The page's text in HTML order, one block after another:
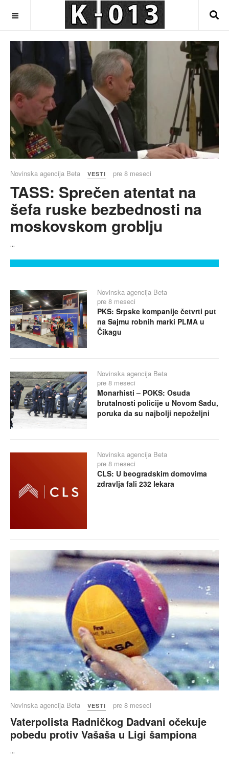
Novinska agencija Beta VESTI pre 8 meseci
TASS: Sprečen atentat na
šefa ruske bezbednosti na
moskovskom groblju
...
Novinska agencija Beta
pre 8 meseci
PKS: Srpske kompanije četvrti put
na Sajmu robnih marki PLMA u
Čikagu
Novinska agencija Beta
pre 8 meseci
Monarhisti – POKS: Osuda
brutalnosti policije u Novom Sadu,
poruka da su najbolji nepoželjni
Novinska agencija Beta
pre 8 meseci
CLS: U beogradskim domovima
zdravlja fali 232 lekara
Novinska agencija Beta VESTI pre 8 meseci
Vaterpolista Radničkog Dadvani očekuje
pobedu protiv Vašaša u Ligi šampiona
...